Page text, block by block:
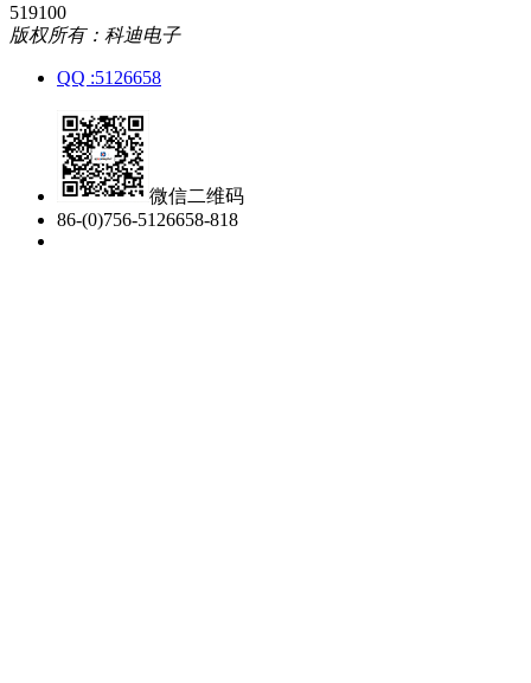
519100
版权所有：科迪电子
QQ :5126658
微信二维码
86-(0)756-5126658-818